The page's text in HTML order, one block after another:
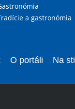
a gastronómia
O portáli Na